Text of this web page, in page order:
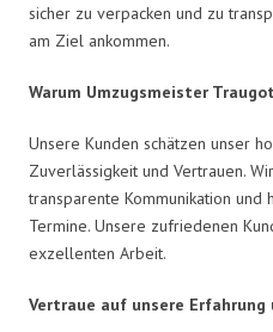
sicher zu verpacken und zu
am Ziel ankommen.
Warum Umzugsmeister
Unsere Kunden schätzen unser
Zuverlässigkeit und Vertrauen.
transparente Kommunikation und
Termine. Unsere zufriedenen
exzellenten Arbeit.
Vertraue auf unsere Erfahrung